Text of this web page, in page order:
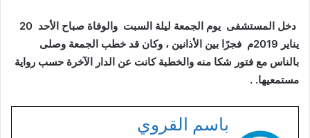
دخل المستشفى يوم الجمعة ليلة السبت والوفاة صباح الأحد 20
يناير 2019م فجرًا بين الأذانين ، وكان قد خطب الجمعة وصلى
بالناس مع فتور شكا منه والخطبة كانت عن الدار الآخرة حسب رواية
مستمعيها. .
باسم القروي